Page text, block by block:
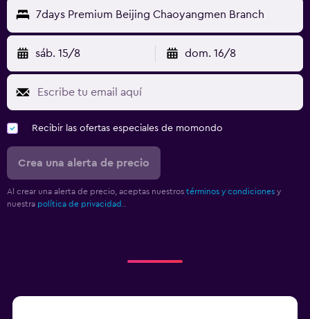
7days Premium Beijing Chaoyangmen Branch
sáb. 15/8 dom. 16/8
Recibir las ofertas especiales de momondo
Crea una alerta de precio
Al crear una alerta de precio, aceptas nuestros términos y condiciones y
nuestra política de privacidad.